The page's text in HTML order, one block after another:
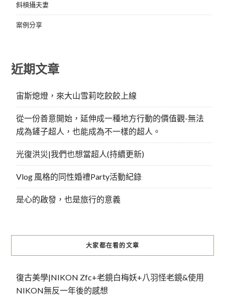
斜槓攝夫妻
案例分享
近期文章
宙斯熄燈，來大山雪莉吃餃餃上線
從一份善意開始，延伸成一種地方行動的價值觀-無法
成為鏟子超人，也能成為不一樣的超人。
光復洪災|我們也想當超人(持續更新)
Vlog 風格的同性婚禮Party活動紀錄
是心的啟發，也是旅行的意義
大家都在看的文章
復古美學|NIKON Zfc+老鏡白梅妖+八羽怪老鏡&使用
NIKON無反一年後的感想